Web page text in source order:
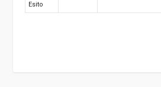
Esito